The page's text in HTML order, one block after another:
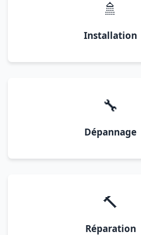
🚿
Installation
🔧
Dépannage
🔨
Réparation